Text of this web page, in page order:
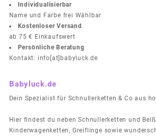
Individualisierbar
Name und Farbe frei Wählbar
Kostenloser Versand
ab 75 € Einkaufswert
Persönliche Beratung
Kontakt: info[at]babyluck.de
Babyluck.de
Dein Spezialist für Schnullerketten & Co aus
Hier findest du neben Schnullerketten und
Kinderwagenketten, Greiflinge sowie